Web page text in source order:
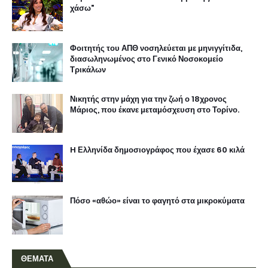
χάσω"
Φοιτητής του ΑΠΘ νοσηλεύεται με μηνιγγίτιδα,
διασωληνωμένος στο Γενικό Νοσοκομείο
Τρικάλων
Νικητής στην μάχη για την ζωή ο 18χρονος
Μάριος, που έκανε μεταμόσχευση στο Τορίνο.
H Ελληνίδα δημοσιογράφος που έχασε 60 κιλά
Πόσο «αθώο» είναι το φαγητό στα μικροκύματα
ΘΕΜΑΤΑ